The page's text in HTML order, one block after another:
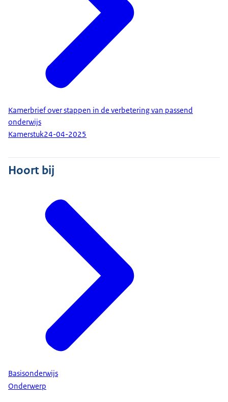
Kamerbrief over stappen in de verbetering van passend
onderwijs
Kamerstuk24-04-2025
Hoort bij
Basisonderwijs
Onderwerp